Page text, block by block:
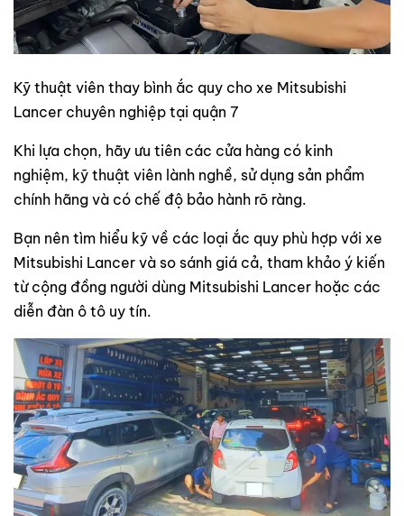
Kỹ thuật viên thay bình ắc quy cho xe Mitsubishi
Lancer chuyên nghiệp tại quận 7
Khi lựa chọn, hãy ưu tiên các cửa hàng có kinh
nghiệm, kỹ thuật viên lành nghề, sử dụng sản phẩm
chính hãng và có chế độ bảo hành rõ ràng.
Bạn nên tìm hiểu kỹ về các loại ắc quy phù hợp với xe
Mitsubishi Lancer và so sánh giá cả, tham khảo ý kiến
từ cộng đồng người dùng Mitsubishi Lancer hoặc các
diễn đàn ô tô uy tín.